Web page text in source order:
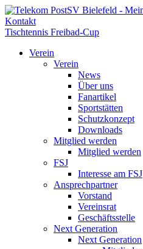
Kontakt
Tischtennis Freibad-Cup
Verein
Verein
News
Über uns
Fanartikel
Sportstätten
Schutzkonzept
Downloads
Mitglied werden
Mitglied werden
FSJ
Interesse am FSJ
Ansprechpartner
Vorstand
Vereinsrat
Geschäftsstelle
Next Generation
Next Generation